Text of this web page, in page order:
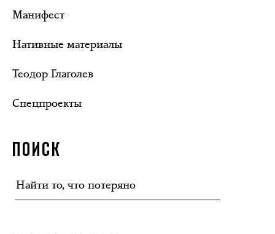
Манифест
Нативные материалы
Теодор Глаголев
Спецпроекты
ПОИСК